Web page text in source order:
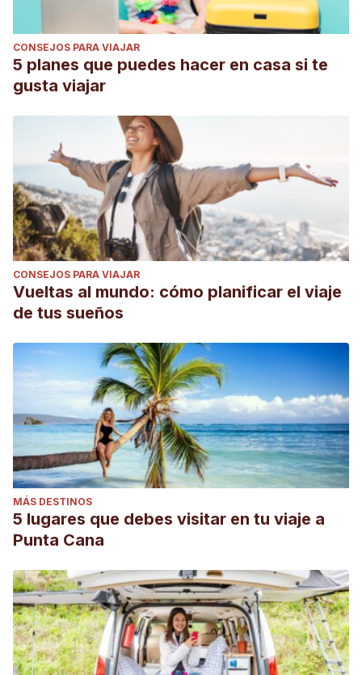
CONSEJOS PARA VIAJAR
5 planes que puedes hacer en casa si te
gusta viajar
CONSEJOS PARA VIAJAR
Vueltas al mundo: cómo planificar el viaje
de tus sueños
MÁS DESTINOS
5 lugares que debes visitar en tu viaje a
Punta Cana